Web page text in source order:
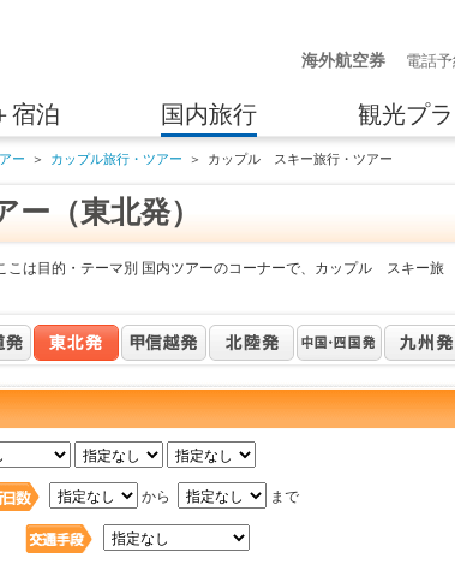
海外航空券
電話
宿泊 国内旅行 観光プ
ー ＞ カップル旅行・ツアー ＞ カップル スキー旅行・ツアー
（東北発）
こは目的・テーマ別 国内ツアーのコーナーで、カップル スキー旅
から まで